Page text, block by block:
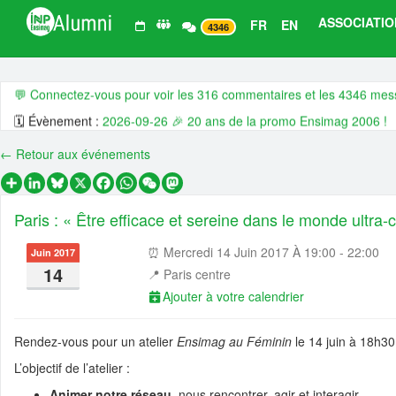
4346 FR EN
💬 Connectez-vous pour voir les 316 commentaires et les 4346
🗓️ Évènement : 2026-09-26 🎉 20 ans de la promo Ensimag 2006 !
🗓️ Évènement :2026-07-06 👥🤗 CA ouvert - juillet 🧗 2026
🗓️ Évènement :2026-06-25 🌎 🍹😍 Ensimag Around The World
🗓️ Évènement :2026-06-18 🇬🇧 🍻 😍 Ensimag Around The World
📰 Actualité :
🧠 📊 Dans la tête des Ensimag : ce qu'ils veulent, et
📰 Actualité :
#14 De l’Ensimag à l’entrepreneuriat industriel, quand
🎓💻 Affectez la taxe d’apprentissage à l’Ensimag,
← Retour aux événements
PartagerLinkedIn
Bluesky
X Facebook
WhatsApp
WeChatMastodon
Paris : « Être efficace et sereine dans le monde ultra-
Juin 2017
14
⏰ Mercredi 14 Juin 2017 À 19:00 - 22:00
📍 Paris centre
Ajouter à votre calendrier
Rendez-vous pour un atelier Ensimag au Féminin le 14 juin à 18h30
L’objectif de l’atelier :